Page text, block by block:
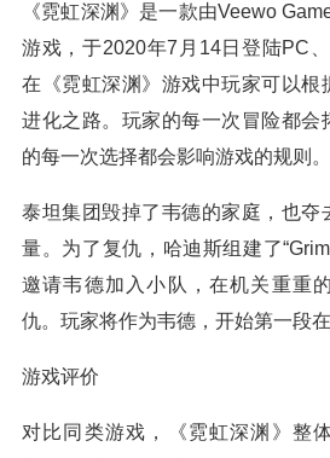
《霓虹深渊》是一款由Veewo
游戏，于2020年7月14日登陆PC
在《霓虹深渊》游戏中玩家可以根
进化之路。玩家的每一次冒险都会
的每一次选择都会影响游戏的规则。
泰坦集团毁掉了韦德的家庭，也夺
量。为了复仇，哈迪斯组建了
邀请韦德加入小队，在机关重重
仇。玩家将作为韦德，开始第一段
游戏评价
对比同类游戏，《霓虹深渊》整